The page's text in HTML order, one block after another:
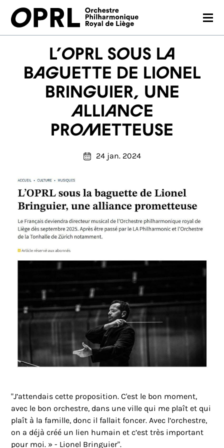
CONCERTS
SAISON 26-27
JEUNES PUBLICS
EN PRATIQUE
FR EN
L’OPRL sous la
baguette de Lionel
Bringuier, une
alliance
prometteuse
24 jan. 2024
"J’attendais cette proposition. C'est le bon moment,
avec le bon orchestre, dans une ville qui me plaît et qui
plaît à la famille, donc il fallait foncer. Avec l’orchestre,
on a déjà créé un lien humain et c’est très important
pour moi. » - Lionel Bringuier".